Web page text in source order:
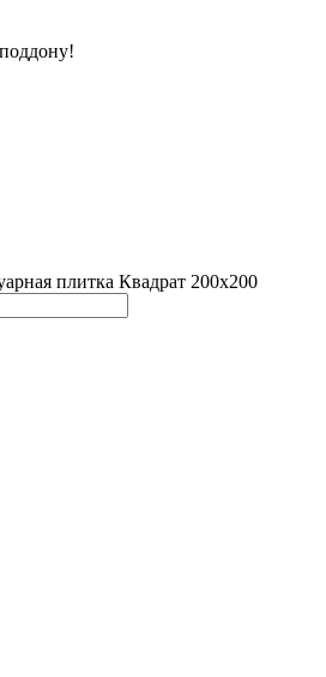
плитка Квадрат 200х200